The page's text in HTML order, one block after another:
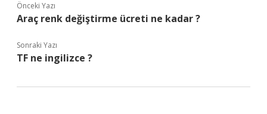
Önceki Yazı
Araç renk değiştirme ücreti ne kadar ?
Sonraki Yazı
TF ne ingilizce ?